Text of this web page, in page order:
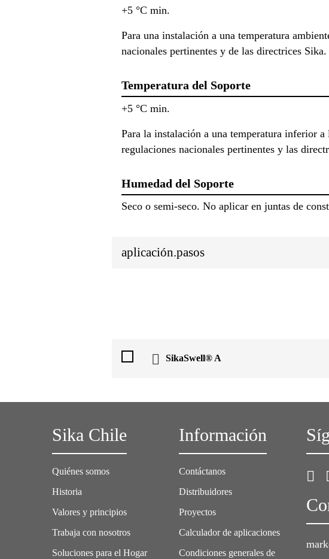
+5 °C min.
Para una instalación a una temperatura
nacionales pertinentes y de las directrices Sika.
Temperatura del Soporte
+5 °C min.
Para la instalación a una temperatura inferior
regulaciones nacionales pertinentes y las
Humedad del Soporte
Seco o semi-seco. No aplicar en juntas de
aplicación.pasos
SikaSwell® A
Sika Chile
Quiénes somos
Historia
Valores y principios
Trabaja con nosotros
Soluciones para el Hogar
Información
Contáctanos
Distribuidores
Proyectos
Calculador de aplicaciones
Condiciones generales de